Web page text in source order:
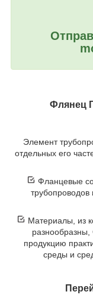
Флянец
Элемент
отдельных его
Фланцевые
трубопроводов
Материалы, из
разнообразны,
продукцию
среды и